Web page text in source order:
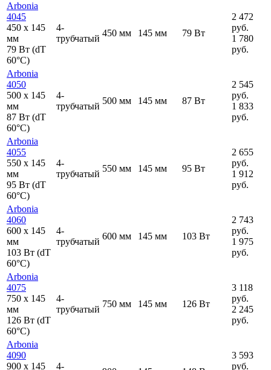
Arbonia
4045
450 x 145
мм
79 Вт (dT
60°C)
4-
трубчатый
450 мм 145 мм 79 Вт
2 472
руб.
1 780
руб.
Arbonia
4050
500 x 145
мм
87 Вт (dT
60°C)
4-
трубчатый
500 мм 145 мм 87 Вт
2 545
руб.
1 833
руб.
Arbonia
4055
550 x 145
мм
95 Вт (dT
60°C)
4-
трубчатый
550 мм 145 мм 95 Вт
2 655
руб.
1 912
руб.
Arbonia
4060
600 x 145
мм
103 Вт (dT
60°C)
4-
трубчатый
600 мм 145 мм 103 Вт
2 743
руб.
1 975
руб.
Arbonia
4075
750 x 145
мм
126 Вт (dT
60°C)
4-
трубчатый
750 мм 145 мм 126 Вт
3 118
руб.
2 245
руб.
Arbonia
4090
900 x 145 4-
3 593
руб.